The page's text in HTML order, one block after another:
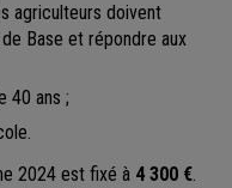
agriculteurs doivent
Base et répondre aux
40 ans ;
2024 est fixé à 4 300 €.